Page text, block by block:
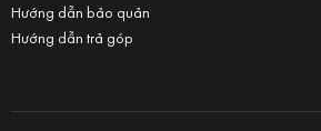
Hướng dẫn bảo quản
Hướng dẫn trả góp